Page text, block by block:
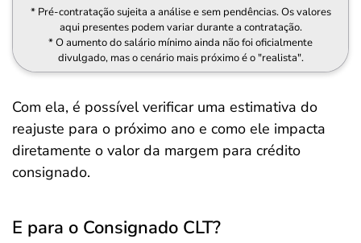
* Pré-contratação sujeita a análise e sem pendências. Os valores
aqui presentes podem variar durante a contratação.
* O aumento do salário mínimo ainda não foi oficialmente
divulgado, mas o cenário mais próximo é o "realista".
Com ela, é possível verificar uma estimativa do
reajuste para o próximo ano e como ele impacta
diretamente o valor da margem para crédito
consignado.
E para o Consignado CLT?